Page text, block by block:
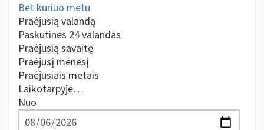
Bet kuriuo metu
Praėjusią valandą
Paskutines 24 valandas
Praėjusią savaitę
Praėjusį mėnesį
Praėjusiais metais
Laikotarpyje…
Nuo